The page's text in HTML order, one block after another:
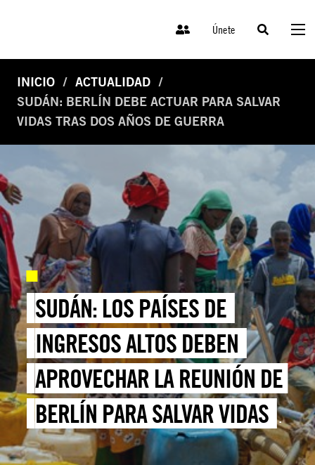
Únete
INICIO
ACTUALIDAD
SUDÁN: BERLÍN DEBE ACTUAR PARA SALVAR
VIDAS TRAS DOS AÑOS DE GUERRA
SUDÁN: LOS PAÍSES DE
INGRESOS ALTOS DEBEN
APROVECHAR LA REUNIÓN DE
BERLÍN PARA SALVAR VIDAS
CUANDO EL CONFLICTO